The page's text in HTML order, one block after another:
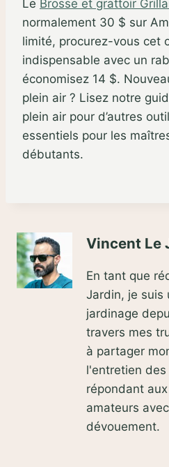
Le Brosse et grattoir
normalement 30 $ sur
limité, procurez-vous cet
indispensable avec un
économisez 14 $.
plein air ? Lisez notre
plein air pour d’autres
essentiels pour les
débutants.
Vincent Le
En tant que
Jardin, je suis
jardinage
travers mes
à partager
l'entretien
répondant
amateurs
dévouement.